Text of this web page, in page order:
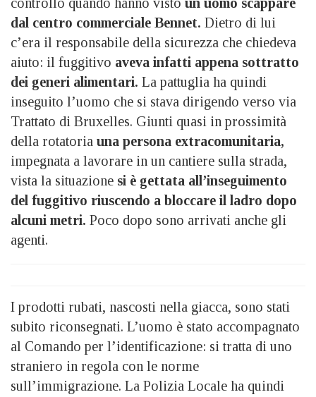
controllo quando hanno visto un uomo scappare
dal centro commerciale Bennet. Dietro di lui
c’era il responsabile della sicurezza che chiedeva
aiuto: il fuggitivo aveva infatti appena sottratto
dei generi alimentari. La pattuglia ha quindi
inseguito l’uomo che si stava dirigendo verso via
Trattato di Bruxelles. Giunti quasi in prossimità
della rotatoria una persona extracomunitaria,
impegnata a lavorare in un cantiere sulla strada,
vista la situazione si è gettata all’inseguimento
del fuggitivo riuscendo a bloccare il ladro dopo
alcuni metri. Poco dopo sono arrivati anche gli
agenti.
I prodotti rubati, nascosti nella giacca, sono stati
subito riconsegnati. L’uomo è stato accompagnato
al Comando per l’identificazione: si tratta di uno
straniero in regola con le norme
sull’immigrazione. La Polizia Locale ha quindi